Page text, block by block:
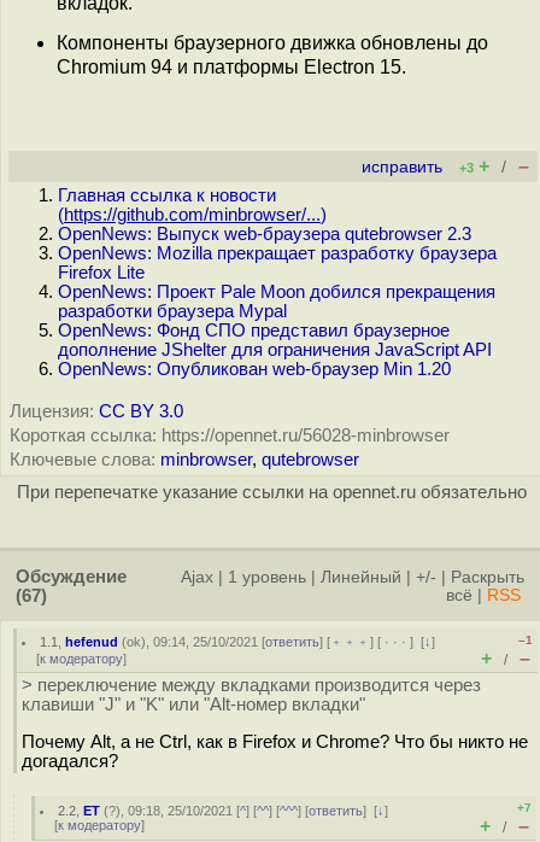
Компоненты браузерного движка обновлены до
Chromium 94 и платформы Electron 15.
исправить +3 + / –
Главная ссылка к новости
(https://github.com/minbrowser/...)
OpenNews: Выпуск web-браузера qutebrowser 2.3
OpenNews: Mozilla прекращает разработку браузера
Firefox Lite
OpenNews: Проект Pale Moon добился прекращения
разработки браузера Mypal
OpenNews: Фонд СПО представил браузерное
дополнение JShelter для ограничения JavaScript API
OpenNews: Опубликован web-браузер Min 1.20
Лицензия: CC BY 3.0
Короткая ссылка: https://opennet.ru/56028-minbrowser
Ключевые слова: minbrowser, qutebrowser
При перепечатке указание ссылки на opennet.ru обязательно
Обсуждение
(67)
Ajax 1 уровень Линейный +/-
Раскрыть
всё
RSS
1.1 ,hefenud (ok), 09:14, 25/10/2021 [ответить] [ ﹢﹢﹢] [ · · ·][↓]
[к модератору]
–1
+ / –
> переключение между вкладками производится через
клавиши "J" и "K" или "Alt-номер вкладки"
Почему Alt, а не Ctrl, как в Firefox и Chrome? Что бы никто не
догадался?
2.2 ,ET (?), 09:18, 25/10/2021 [^] [^^] [^^^] [ответить][↓]
[к модератору]
+7
+ / –